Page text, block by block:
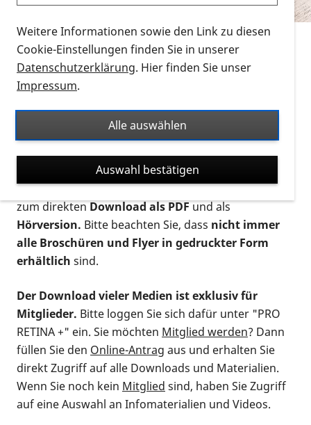
können? Schauen Sie sich dieErklärvideos zum
Thema Infomaterial auf der PRO RETINA-Website
für blinde und sehbehinderte Menschen an.
Auf dieser Seite finden Sie sämtliches Infomaterial
Ort. Nutzen Sie den Formatfilter, um ausschließlich
nach Flyern und Broschüren, Audios oder Videos zu
suchen. Die meisten Flyer und Broschüren werden in
verschiedenen Formaten angeboten: zur
postalischen Bestellung als gedruckte Variante
zum direktenDownload als PDFund als
Hörversion. Bitte beachten Sie, dass nicht immer
alle Broschüren und Flyer in gedruckter Form
erhältlich sind.
Der Download vieler Medien ist exklusiv für
Mitglieder. Bitte loggen Sie sich dafür unter "PRO
RETINA +" ein. Sie möchten Mitglied werden? Dann
füllen Sie den Online-Antrag aus und erhalten Sie
direkt Zugriff auf alle Downloads und Materialien.
Wenn Sie noch kein Mitglied sind, haben Sie Zugriff
auf eine Auswahl an Infomaterialien und Videos.
Weitere Informationen sowie den Link zu diesen
Cookie-Einstellungen finden Sie in unserer
Datenschutzerklärung. Hier finden Sie unser
Impressum.
Alle auswählen
Auswahl bestätigen